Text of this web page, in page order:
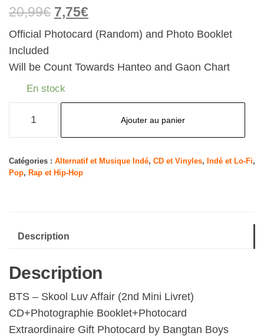
20,99€ 7,75€
Official Photocard (Random) and Photo Booklet
Included
Will be Count Towards Hanteo and Gaon Chart
En stock
Luv
Affair
photobook
One
Random
photocard)
[Import]
Ajouter au panier
Catégories : Alternatif et Musique Indé, CD et Vinyles, Indé et Lo-Fi,
Pop, Rap et Hip-Hop
Description
Description
BTS – Skool Luv Affair (2nd Mini Livret)
CD+Photographie Booklet+Photocard
Extraordinaire Gift Photocard by Bangtan Boys